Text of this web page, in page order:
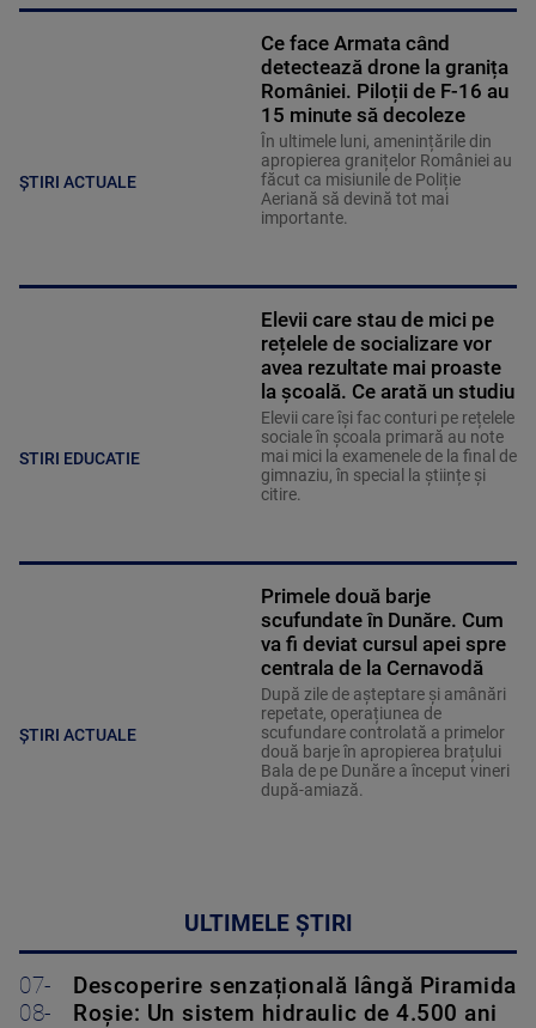
ȘTIRI ACTUALE
Ce face Armata când
detectează drone la granița
României. Piloții de F-16 au
15 minute să decoleze
În ultimele luni, amenințările din
apropierea granițelor României au
făcut ca misiunile de Poliție
Aeriană să devină tot mai
importante.
STIRI EDUCATIE
Elevii care stau de mici pe
rețelele de socializare vor
avea rezultate mai proaste
la școală. Ce arată un studiu
Elevii care îşi fac conturi pe rețelele
sociale în școala primară au note
mai mici la examenele de la final de
gimnaziu, în special la științe și
citire.
ȘTIRI ACTUALE
Primele două barje
scufundate în Dunăre. Cum
va fi deviat cursul apei spre
centrala de la Cernavodă
După zile de așteptare și amânări
repetate, operațiunea de
scufundare controlată a primelor
două barje în apropierea brațului
Bala de pe Dunăre a început vineri
după-amiază.
ULTIMELE ȘTIRI
07-
08-
Descoperire senzațională lângă Piramida
Roșie: Un sistem hidraulic de 4.500 ani